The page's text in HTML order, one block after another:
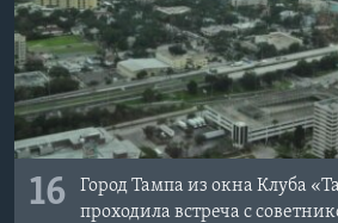
16
Город Тампа из окна Клуба
проходила встреча с